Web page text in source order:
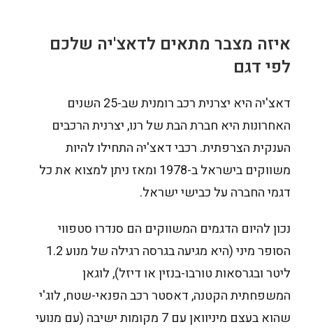
איזה מצבר מתאים לדאצ'יה שלכם
לפי דגם
דאצ'יה היא יצרנית רכב רומנית שב-25 השנים
האחרונות היא חברת הבת של רנו, יצרנית הרכבים
הענקית הצרפתית. רכבי דאצ'יה התחילו להיות
משווקים בישראל ב-1978 ומאז ניתן למצוא את כל
דגמי החברה על כבישי ישראל.
נכון להיום הדגמים המשווקים הם סנדרו סטפווי
הסופר מיני (היא מגיעה בגרסה רגילה של מנוע 1.2
ליטר ובגרסאות טורבו-בנזין או דיזל), לוגאן
המשפחתית הקטנה, דאסטר רכב הפנאי-שטח, לוג'י
שהוא בעצם מיניוואן עם 7 מקומות ישיבה (עם מנועי